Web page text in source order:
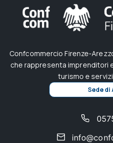
Confcommercio Firenze-
che rappresenta imprenditori
turismo e
Sede di